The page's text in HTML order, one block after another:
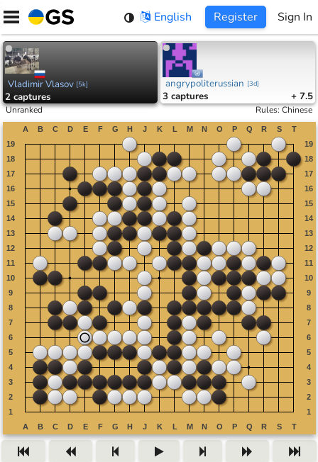
Skip
content
English Register Sign In
Vladimir Vlasov [5k]
2 captures
angrypoliterussian [3d]
3 captures + 7.5
Unranked Rules:Chinese